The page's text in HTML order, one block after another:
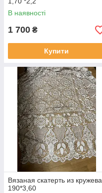
В наявності
1 700 ₴
Купити
Вязаная скатерть из кружева
190*3,60